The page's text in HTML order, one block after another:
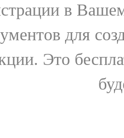
в
для
Это